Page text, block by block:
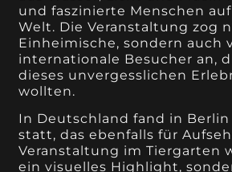
und faszinierte Menschen
Welt. Die Veranstaltung zog
Einheimische, sondern auch
internationale Besucher an,
dieses unvergesslichen
wollten.
In Deutschland fand in
statt, das ebenfalls für
Veranstaltung im Tiergarten
ein visuelles Highlight,